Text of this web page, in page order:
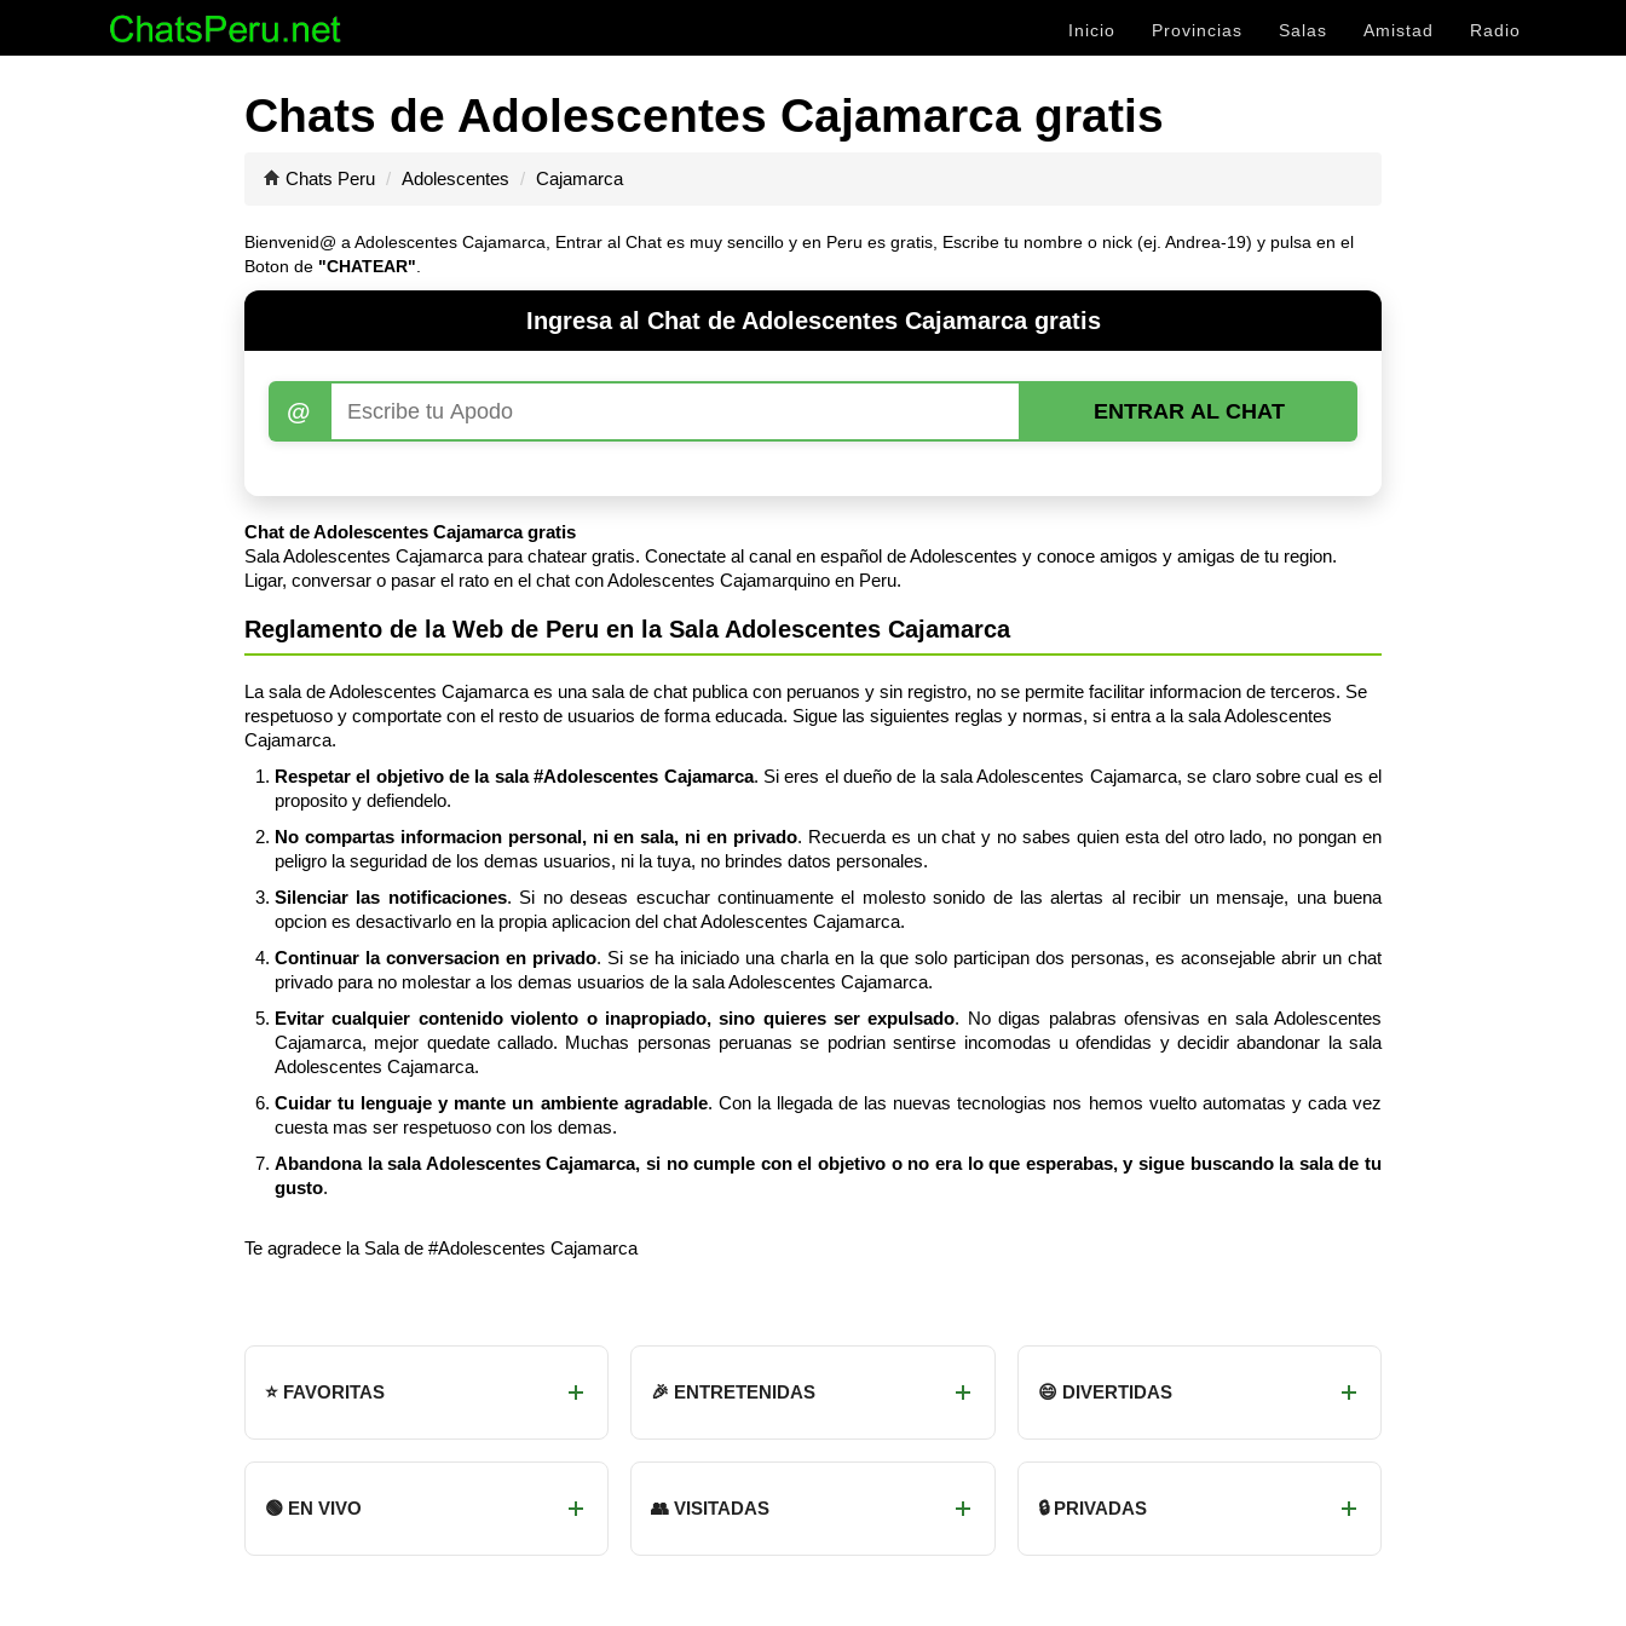
Inicio Provincias Salas Amistad Radio
Chats de Adolescentes Cajamarca gratis
Chats Peru Adolescentes Cajamarca
Bienvenid@ a Adolescentes Cajamarca, Entrar al Chat es muy sencillo y en Peru es gratis, Escribe tu nombre o nick (ej. Andrea-19) y pulsa en el
Boton de "CHATEAR"
Ingresa al Chat de Adolescentes Cajamarca gratis
@ ENTRAR AL CHAT
Chat de Adolescentes Cajamarca gratis
Sala Adolescentes Cajamarca para chatear gratis. Conectate al canal en español de Adolescentes y conoce amigos y amigas de tu region.
Ligar, conversar o pasar el rato en el chat con Adolescentes Cajamarquino en Peru.
Reglamento de la Web de Peru en la Sala Adolescentes Cajamarca
La sala de Adolescentes Cajamarca es una sala de chat publica con peruanos y sin registro, no se permite facilitar informacion de terceros. Se
respetuoso y comportate con el resto de usuarios de forma educada. Sigue las siguientes reglas y normas, si entra a la sala Adolescentes
Cajamarca.
Respetar el objetivo de la sala #Adolescentes Cajamarca. Si eres el dueño de la sala Adolescentes Cajamarca, se claro sobre cual es el
proposito y defiendelo.
No compartas informacion personal, ni en sala, ni en privado. Recuerda es un chat y no sabes quien esta del otro lado, no pongan en
peligro la seguridad de los demas usuarios, ni la tuya, no brindes datos personales.
Silenciar las notificaciones. Si no deseas escuchar continuamente el molesto sonido de las alertas al recibir un mensaje, una buena
opcion es desactivarlo en la propia aplicacion del chat Adolescentes Cajamarca.
Continuar la conversacion en privado. Si se ha iniciado una charla en la que solo participan dos personas, es aconsejable abrir un chat
privado para no molestar a los demas usuarios de la sala Adolescentes Cajamarca.
Evitar cualquier contenido violento o inapropiado, sino quieres ser expulsado. No digas palabras ofensivas en sala Adolescentes
Cajamarca, mejor quedate callado. Muchas personas peruanas se podrian sentirse incomodas u ofendidas y decidir abandonar la sala
Adolescentes Cajamarca.
Cuidar tu lenguaje y mante un ambiente agradable. Con la llegada de las nuevas tecnologias nos hemos vuelto automatas y cada vez
cuesta mas ser respetuoso con los demas.
Abandona la sala Adolescentes Cajamarca, si no cumple con el objetivo o no era lo que esperabas, y sigue buscando la sala de tu
gusto.
Te agradece la Sala de #Adolescentes Cajamarca
⭐ FAVORITAS 🎉 ENTRETENIDAS 😄 DIVERTIDAS
🟢 EN VIVO 👥 VISITADAS 🔒 PRIVADAS